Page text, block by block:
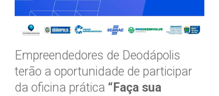
Empreendedores de Deodápolis
terão a oportunidade de participar
da oficina prática “Faça sua